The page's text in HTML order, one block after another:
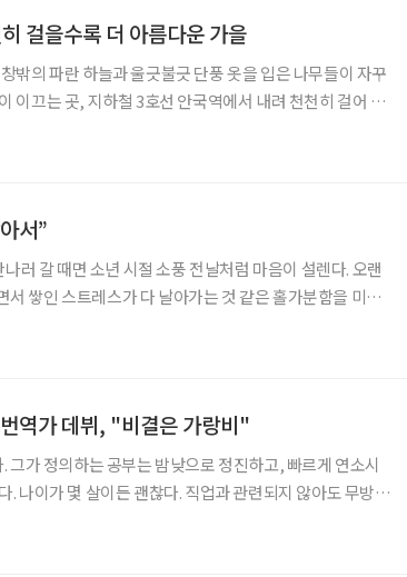
걸을수록 더 아름다운 가을
밖의 파란 하늘과 울긋불긋 단풍 옷을 입은 나무들이 자꾸
이끄는 곳, 지하철 3호선 안국역에서 내려 천천히 걸어 들
서”
러 갈 때면 소년 시절 소풍 전날처럼 마음이 설렌다. 오랜
쌓인 스트레스가 다 날아가는 것 같은 홀가분함을 미리
역가 데뷔, "비결은 가랑비"
그가 정의하는 공부는 밤낮으로 정진하고, 빠르게 연소시
. 나이가 몇 살이든 괜찮다. 직업과 관련되지 않아도 무방하